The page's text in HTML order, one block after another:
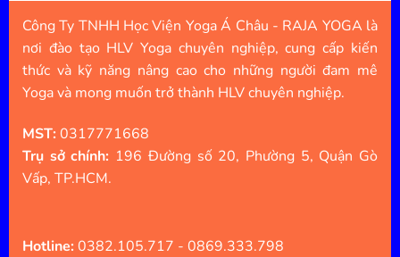
Công Ty TNHH Học Viện Yoga Á Châu - RAJA YOGA là
nơi đào tạo HLV Yoga chuyên nghiệp, cung cấp kiến
thức và kỹ năng nâng cao cho những người đam mê
Yoga và mong muốn trở thành HLV chuyên nghiệp.
MST:0317771668
Trụ sở chính: 196 Đường số 20, Phường 5, Quận Gò
Vấp, TP.HCM.
Hotline:0382.105.717 - 0869.333.798